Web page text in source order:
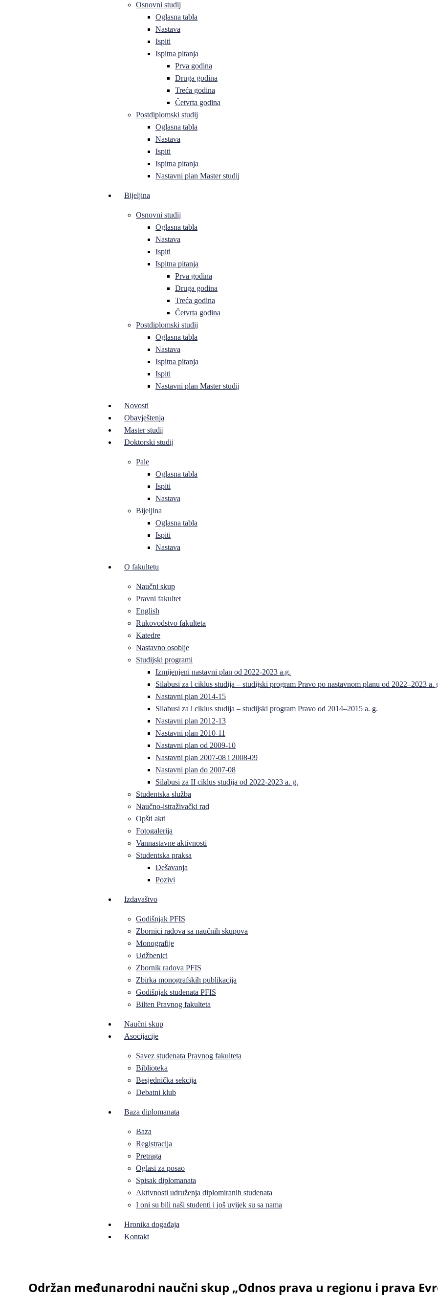
Osnovni studij
Oglasna tabla
Nastava
Ispiti
Ispitna pitanja
Prva godina
Druga godina
Treća godina
Četvrta godina
Postdiplomski studij
Oglasna tabla
Nastava
Ispiti
Ispitna pitanja
Nastavni plan Master studij
Bijeljina
Osnovni studij
Oglasna tabla
Nastava
Ispiti
Ispitna pitanja
Prva godina
Druga godina
Treća godina
Četvrta godina
Postdiplomski studij
Oglasna tabla
Nastava
Ispitna pitanja
Ispiti
Nastavni plan Master studij
Novosti
Obavještenja
Master studij
Doktorski studij
Pale
Oglasna tabla
Ispiti
Nastava
Bijeljina
Oglasna tabla
Ispiti
Nastava
O fakultetu
Naučni skup
Pravni fakultet
English
Rukovodstvo fakulteta
Katedre
Nastavno osoblje
Studijski programi
Izmijenjeni nastavni plan od 2022-2023 a.g.
Silabusi za l ciklus studija – studijski program Pravo po nastavnom planu od 2022–2023 a.
Nastavni plan 2014-15
Silabusi za l ciklus studija – studijski program Pravo od 2014–2015 a. g.
Nastavni plan 2012-13
Nastavni plan 2010-11
Nastavni plan od 2009-10
Nastavni plan 2007-08 i 2008-09
Nastavni plan do 2007-08
Silabusi za II ciklus studija od 2022-2023 a. g.
Studentska služba
Naučno-istraživački rad
Opšti akti
Fotogalerija
Vannastavne aktivnosti
Studentska praksa
Dešavanja
Pozivi
Izdavaštvo
Godišnjak PFIS
Zbornici radova sa naučnih skupova
Monografije
Udžbenici
Zbornik radova PFIS
Zbirka monografskih publikacija
Godišnjak studenata PFIS
Bilten Pravnog fakulteta
Naučni skup
Asocijacije
Savez studenata Pravnog fakulteta
Biblioteka
Besjednička sekcija
Debatni klub
Baza diplomanata
Baza
Registracija
Pretraga
Oglasi za posao
Spisak diplomanata
Aktivnosti udruženja diplomiranih studenata
I oni su bili naši studenti i još uvijek su sa nama
Hronika događaja
Kontakt
Održan međunarodni naučni skup „Odnos prava u regionu i prava